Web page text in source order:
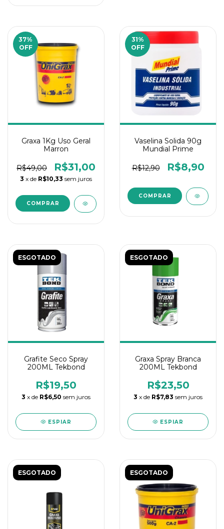
37%
OFF
Graxa 1Kg Uso Geral
Marron
R$49,00 R$31,00
3 x de R$10,33 sem juros
31%
OFF
Vaselina Solida 90g
Mundial Prime
R$12,90 R$8,90
ESGOTADO
Grafite Seco Spray
200ML Tekbond
R$19,50
3 x de R$6,50 sem juros
ESPIAR
ESGOTADO
Graxa Spray Branca
200ML Tekbond
R$23,50
3 x de R$7,83 sem juros
ESPIAR
ESGOTADO ESGOTADO